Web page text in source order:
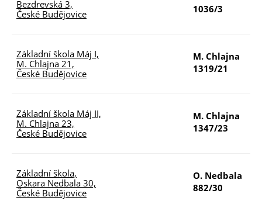
Bezdrevská 3,
České Budějovice
1036/3
Základní škola Máj I,
M. Chlajna 21,
České Budějovice
M. Chlajna
1319/21
Základní škola Máj II,
M. Chlajna 23,
České Budějovice
M. Chlajna
1347/23
Základní škola,
Oskara Nedbala 30,
České Budějovice
O. Nedbala
882/30